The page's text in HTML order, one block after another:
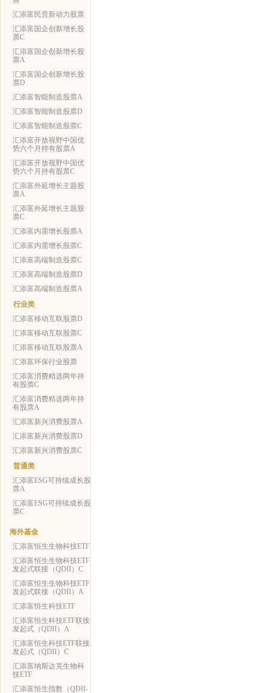
汇添富民营新动力股票
汇添富国企创新增长股
票C
汇添富国企创新增长股
票A
汇添富国企创新增长股
票D
汇添富智能制造股票A
汇添富智能制造股票D
汇添富智能制造股票C
汇添富开放视野中国优
势六个月持有股票A
汇添富开放视野中国优
势六个月持有股票C
汇添富外延增长主题股
票A
汇添富外延增长主题股
票C
汇添富内需增长股票A
汇添富内需增长股票C
汇添富高端制造股票C
汇添富高端制造股票D
汇添富高端制造股票A
行业类
汇添富移动互联股票D
汇添富移动互联股票C
汇添富移动互联股票A
汇添富环保行业股票
汇添富消费精选两年持
有股票C
汇添富消费精选两年持
有股票A
汇添富新兴消费股票A
汇添富新兴消费股票D
汇添富新兴消费股票C
普通类
汇添富ESG可持续成长股
票A
汇添富ESG可持续成长股
票C
海外基金
汇添富恒生生物科技ETF
汇添富恒生生物科技ETF
发起式联接（QDII）C
汇添富恒生生物科技ETF
发起式联接（QDII）A
汇添富恒生科技ETF
汇添富恒生科技ETF联接
发起式（QDII）A
汇添富恒生科技ETF联接
发起式（QDII）C
汇添富纳斯达克生物科
技ETF
汇添富恒生指数（QDII-